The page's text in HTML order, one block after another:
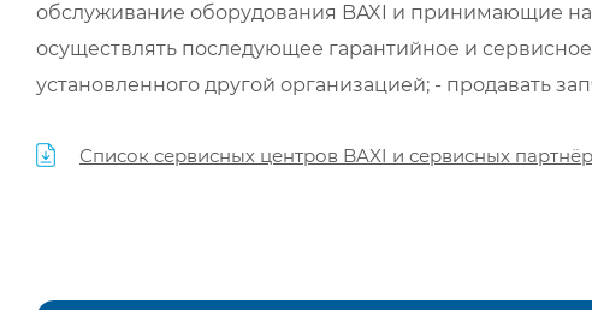
обслуживание оборудования BAXI и принимающие
осуществлять последующее гарантийное и
установленного другой организацией; - продавать
Список сервисных центров BAXI и сервисных